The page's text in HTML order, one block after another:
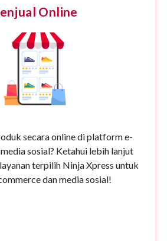
Online
secara online di platform e-
sosial? Ketahui lebih lanjut
terpilih Ninja Xpress untuk
dan media sosial!